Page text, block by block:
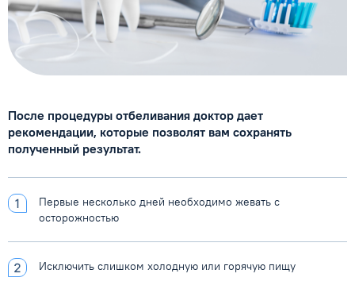
После процедуры отбеливания доктор дает
рекомендации, которые позволят вам сохранять
полученный результат.
Первые несколько дней необходимо жевать с
осторожностью
Исключить слишком холодную или горячую пищу